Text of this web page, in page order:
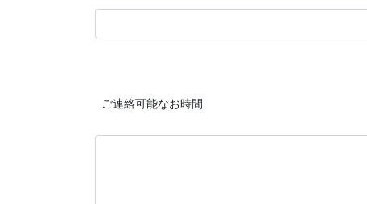
ご連絡可能なお時間